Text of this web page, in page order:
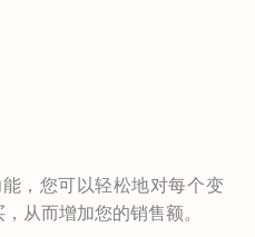
，您可以轻松地对每个变
从而增加您的销售额。